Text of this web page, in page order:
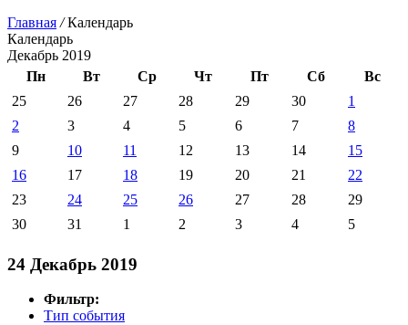
Главная /Календарь
Календарь
Декабрь 2019
Пн
Вт Ср Чт Пт Сб
Вс
25
26 27 28 29 30
1
2
3 4 5 6 7
8
9
10 11 12 13 14
15
16
17 18 19 20 21
22
23
24 25 26 27 28
29
30
31 1 2 3 4 5
24 Декабрь 2019
Фильтр:
Тип события